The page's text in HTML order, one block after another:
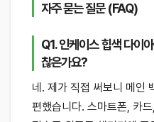
자주 묻는 질문 (FAQ)
Q1. 인케이스 힙색 다이
찮은가요?
네. 제가 직접 써보니 메인
편했습니다. 스마트폰, 카